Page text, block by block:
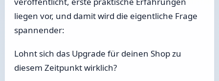
liegen vor, und damit wird die eigentliche Frage
spannender:
Lohnt sich das Upgrade für deinen Shop zu
diesem Zeitpunkt wirklich?